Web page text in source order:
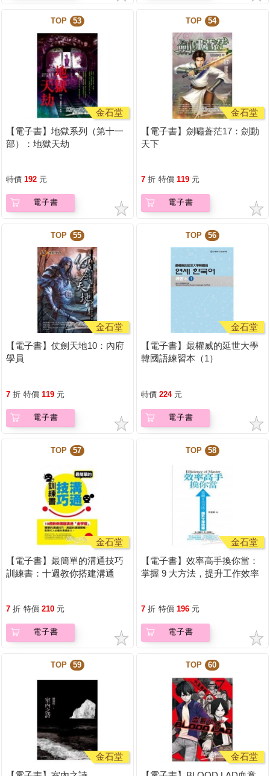
TOP 53
金石堂
【電子書】地獄系列（第十一
部）：地獄天劫
特價 192 元
電子書
TOP 54
金石堂
【電子書】劍嘯蒼茫17：劍動
天下
7 折 特價 119 元
電子書
TOP 55
金石堂
【電子書】仗劍天地10：內府
學員
7 折 特價 119 元
電子書
TOP 56
金石堂
【電子書】最權威的延世大學
韓國語練習本（1）
特價 224 元
電子書
TOP 57
金石堂
【電子書】最簡單的溝通技巧
訓練書：十週教你搭建溝通
7 折 特價 210 元
電子書
TOP 58
金石堂
【電子書】效率高手換你當：
掌握 9 大方法，提升工作效率
7 折 特價 196 元
電子書
TOP 59
金石堂
TOP 60
金石堂